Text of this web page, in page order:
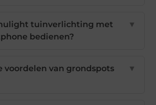
tuinverlichting met
bedienen?
▼
voordelen van grondspots
▼